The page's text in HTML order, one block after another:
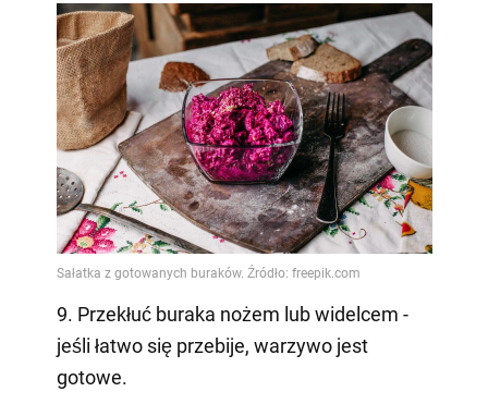
9. Przekłuć buraka nożem lub widelcem -
jeśli łatwo się przebije, warzywo jest
gotowe.